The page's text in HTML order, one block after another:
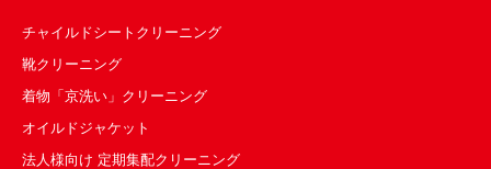
チャイルドシートクリーニング
靴クリーニング
着物「京洗い」クリーニング
オイルドジャケット
法人様向け 定期集配クリーニング